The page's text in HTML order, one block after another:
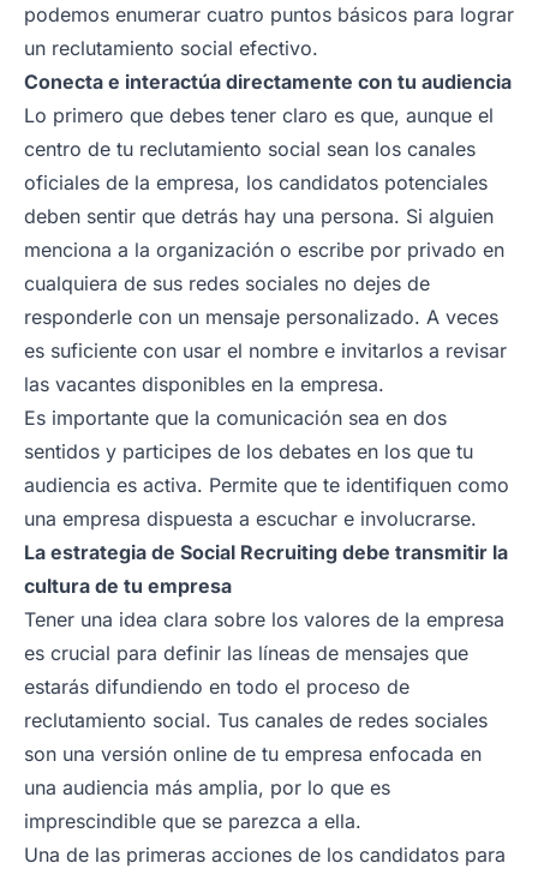
podemos enumerar cuatro puntos básicos para lograr
un reclutamiento social efectivo.
Conecta e interactúa directamente con tu audiencia
Lo primero que debes tener claro es que, aunque el
centro de tu reclutamiento social sean los canales
oficiales de la empresa, los candidatos potenciales
deben sentir que detrás hay una persona. Si alguien
menciona a la organización o escribe por privado en
cualquiera de sus redes sociales no dejes de
responderle con un mensaje personalizado. A veces
es suficiente con usar el nombre e invitarlos a revisar
las vacantes disponibles en la empresa.
Es importante que la comunicación sea en dos
sentidos y participes de los debates en los que tu
audiencia es activa. Permite que te identifiquen como
una empresa dispuesta a escuchar e involucrarse.
La estrategia de Social Recruiting debe transmitir la
cultura de tu empresa
Tener una idea clara sobre los valores de la empresa
es crucial para definir las líneas de mensajes que
estarás difundiendo en todo el proceso de
reclutamiento social. Tus canales de redes sociales
son una versión online de tu empresa enfocada en
una audiencia más amplia, por lo que es
imprescindible que se parezca a ella.
Una de las primeras acciones de los candidatos para